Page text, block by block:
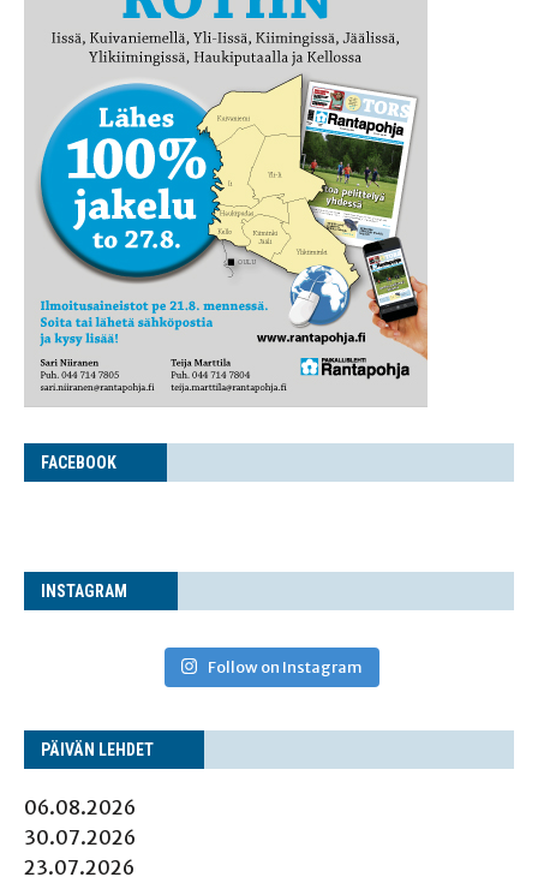
FACE­BOOK
INS­TA­GRAM
Follow on Instagram
PÄI­VÄN LEHDET
06.08.2026
30.07.2026
23.07.2026